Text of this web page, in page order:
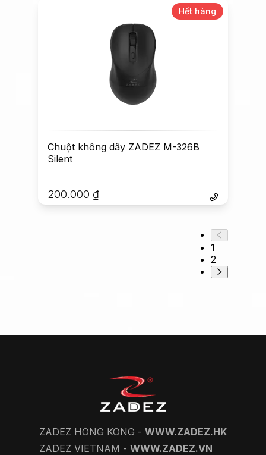
Hết hàng
Chuột không dây ZADEZ M-326B
Silent
200.000 ₫
1
2
ZADEZ HONG KONG - WWW.ZADEZ.HK
ZADEZ VIETNAM - WWW.ZADEZ.VN